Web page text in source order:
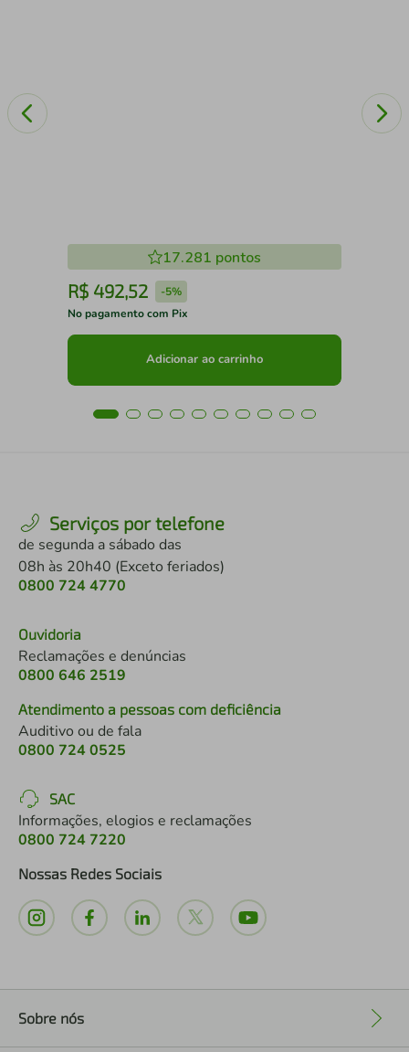
17.281 pontos
R$ 492,52 -5%
No pagamento com Pix
Adicionar ao carrinho
Serviços por telefone
de segunda a sábado das
08h às 20h40 (Exceto feriados)
0800 724 4770
Ouvidoria
Reclamações e denúncias
0800 646 2519
Atendimento a pessoas com deficiência
Auditivo ou de fala
0800 724 0525
SAC
Informações, elogios e reclamações
0800 724 7220
Nossas Redes Sociais
Sobre nós